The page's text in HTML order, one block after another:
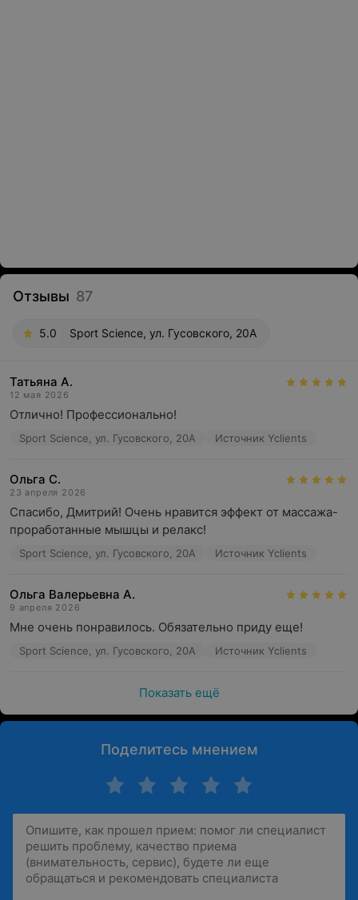
Отзывы 87
5.0 Sport Science, ул. Гусовского, 20А
Татьяна А.
12 мая 2026
Отлично! Профессионально!
Sport Science, ул. Гусовского, 20А Источник Yclients
Ольга С.
23 апреля 2026
Спасибо, Дмитрий! Очень нравится эффект от массажа-
проработанные мышцы и релакс!
Sport Science, ул. Гусовского, 20А Источник Yclients
Ольга Валерьевна А.
9 апреля 2026
Мне очень понравилось. Обязательно приду еще!
Sport Science, ул. Гусовского, 20А Источник Yclients
Показать ещё
Поделитесь мнением